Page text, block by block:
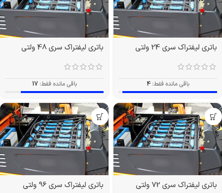
باتری لیفتراک سری 24 ولتی
باقی مانده فقط: 4
باتری لیفتراک سری 48 ولتی
باقی مانده فقط: 17
باتری لیفتراک سری 72 ولتی باتری لیفتراک سری 96 ولتی